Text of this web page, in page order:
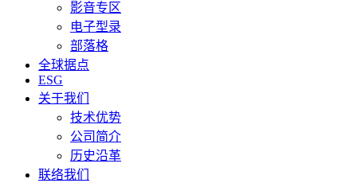
影音专区
电子型录
部落格
全球据点
ESG
关于我们
技术优势
公司简介
历史沿革
联络我们